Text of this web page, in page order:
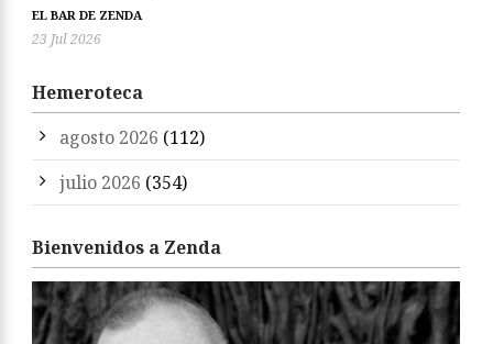
EL BAR DE ZENDA
23 Jul 2026
Hemeroteca
agosto 2026 (112)
julio 2026 (354)
Bienvenidos a Zenda